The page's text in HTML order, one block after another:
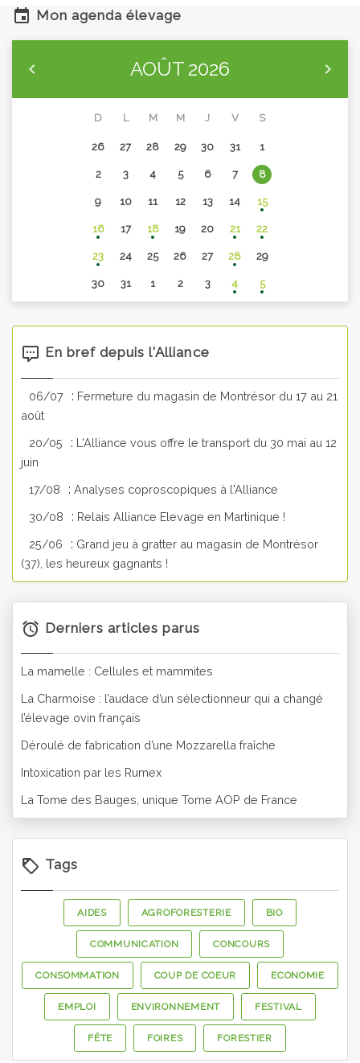
Mon agenda élevage
AOÛT 2026
D L M M J V S
26 27 28 29 30 31 1
2 3 4 5 6 7 8
9 10 11 12 13 14 15
16 17 18 19 20 21 22
23 24 25 26 27 28 29
30 31 1 2 3 4 5
En bref depuis l'Alliance
06/07 : Fermeture du magasin de Montrésor du 17 au 21
août
20/05
: L'Alliance vous offre le transport du 30 mai au 12
juin
17/08
: Analyses coproscopiques à l'Alliance
30/08
: Relais Alliance Elevage en Martinique !
25/06
: Grand jeu à gratter au magasin de Montrésor
(37), les heureux gagnants !
Derniers articles parus
La mamelle : Cellules et mammites
La Charmoise : l’audace d’un sélectionneur qui a changé
l’élevage ovin français
Déroulé de fabrication d’une Mozzarella fraîche
Intoxication par les Rumex
La Tome des Bauges, unique Tome AOP de France
Tags
AIDES AGROFORESTERIE BIO
COMMUNICATION CONCOURS
CONSOMMATION COUP DE COEUR ECONOMIE
EMPLOI ENVIRONNEMENT FESTIVAL
FÊTE FOIRES FORESTIER